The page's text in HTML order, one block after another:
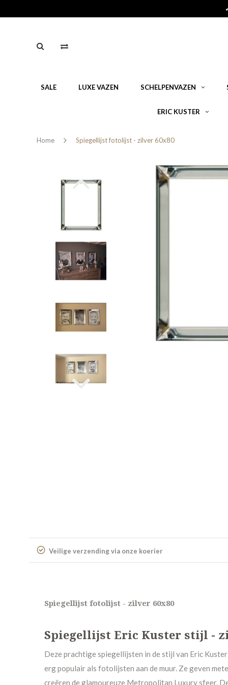
SALE LUXE VAZEN SCHELPENVAZEN
ERIC KUSTER
Home Spiegellijst fotolijst - zilver 60x80
Veilige verzending via onze koerier
Spiegellijst fotolijst - zilver 60x80
Spiegellijst Eric Kuster stijl -
Deze prachtige spiegellijsten in de stijl van Eric
erg populair als fotolijsten aan de muur. Ze geven
creëren de glamoureuze Metropolitan Luxury sfeer.